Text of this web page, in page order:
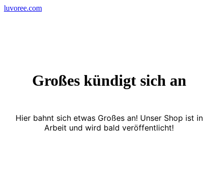
Skip
luvoree.com
Großes kündigt sich an
Hier bahnt sich etwas Großes an! Unser Shop ist in
Arbeit und wird bald veröffentlicht!